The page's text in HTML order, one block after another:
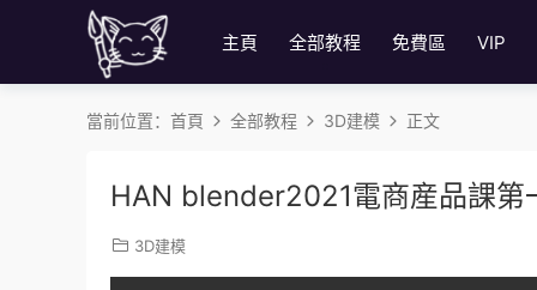
主頁 全部教程 免費區 VIP
當前位置： 首頁 全部教程 3D建模 正文
HAN blender2021電商産品課第
3D建模